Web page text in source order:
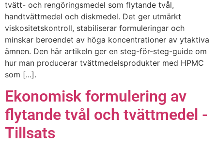
tvätt- och rengöringsmedel som flytande tvål,
handtvättmedel och diskmedel. Det ger utmärkt
viskositetskontroll, stabiliserar formuleringar och
minskar beroendet av höga koncentrationer av ytaktiva
ämnen. Den här artikeln ger en steg-för-steg-guide om
hur man producerar tvättmedelsprodukter med HPMC
som [...].
Ekonomisk formulering av
flytande tvål och tvättmedel -
Tillsats